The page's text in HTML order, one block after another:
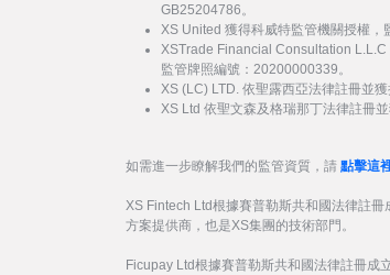
GB25204786。
XS United 獲得科威特監管機關授權，
XSTrade Financial Consultation L.L.C
監管牌照編號：20200000339。
XS (LC) LTD. 依聖露西亞法律註冊並
XS Ltd 依聖文森及格瑞那丁法律註冊
如需進一步瞭解我們的監管資質，請 點擊這
XS Fintech Ltd根據賽普勒斯共和國法律註
方案提供商，也是XS集團的技術部門。
Ficupay Ltd根據賽普勒斯共和國法律註冊成